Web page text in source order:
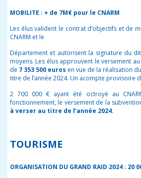
MOBILITE : + de 7M€ pour le CNARM
Les élus valident le contrat d’objectifs et de
CNARM et le
Département et autorisent la signature du
moyens.Les élus approuvent le versement au
de 7 353 500 euros en vue de la réalisation
titre de l’année 2024. Un acompte provisoire
2 700 000 € ayant été octroyé au
fonctionnement, le versement de la
à verser au titre de l’année 2024.
TOURISME
ORGANISATION DU GRAND RAID 2024 : 20